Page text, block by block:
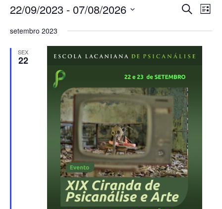
de
visuais
de
Procurar
eventosList
22/09/2023 - 07/08/2026
a
data.
setembro 2023
SEX
22